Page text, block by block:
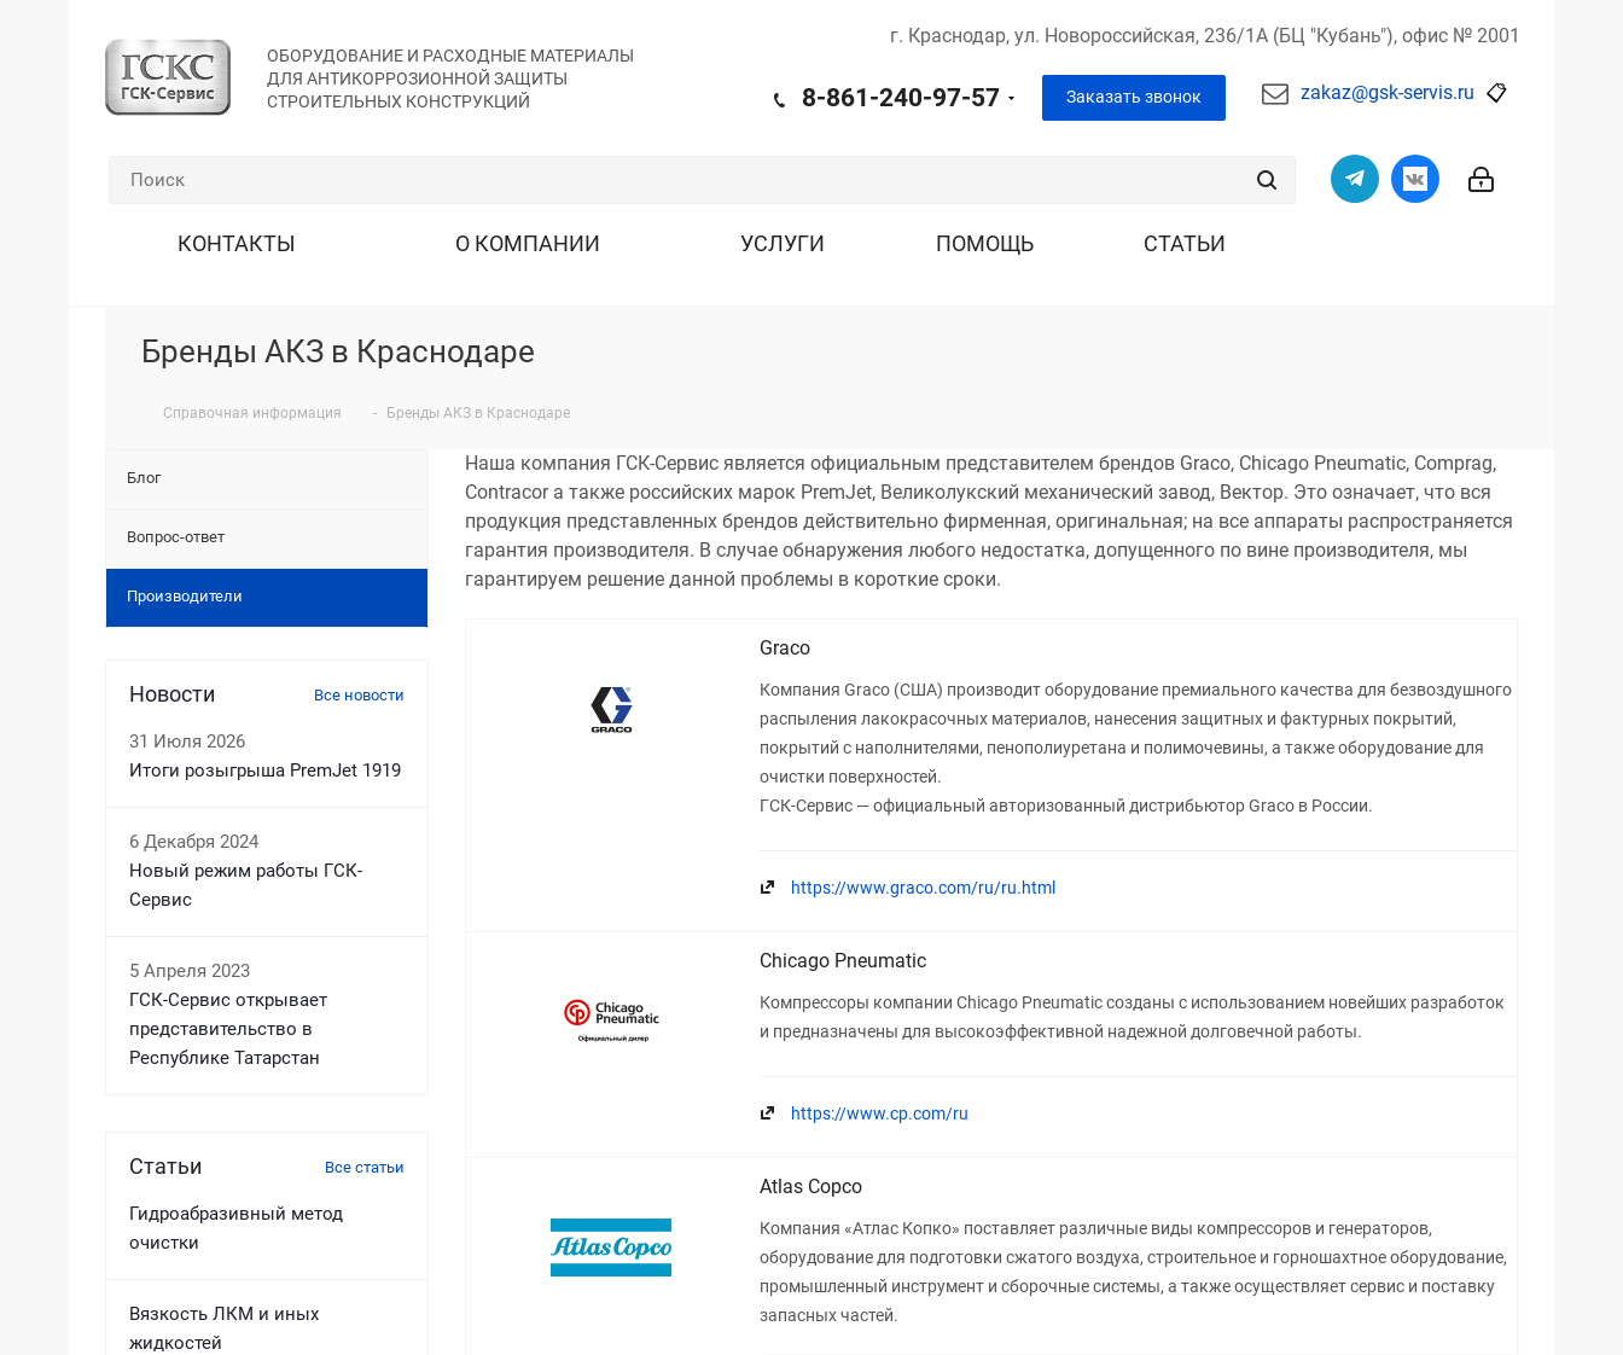
ОБОРУДОВАНИЕ И РАСХОДНЫЕ МАТЕРИАЛЫ
ДЛЯ АНТИКОРРОЗИОННОЙ ЗАЩИТЫ
СТРОИТЕЛЬНЫХ КОНСТРУКЦИЙ
г. Краснодар, ул. Новороссийская, 236/1А (БЦ "Кубань"), офис № 2001
8-861-240-97-57 Заказать звонок zakaz@gsk-servis.ru 📋
КОНТАКТЫ О КОМПАНИИ УСЛУГИ ПОМОЩЬ СТАТЬИ
Бренды АКЗ в Краснодаре
Справочная информация - Бренды АКЗ в Краснодаре
Наша компания ГСК-Сервис является официальным представителем брендов Graco, Chicago Pneumatic, Comprag,
Contracor а также российских марок PremJet, Великолукский механический завод, Вектор. Это означает, что вся
продукция представленных брендов действительно фирменная, оригинальная; на все аппараты распространяется
гарантия производителя. В случае обнаружения любого недостатка, допущенного по вине производителя, мы
гарантируем решение данной проблемы в короткие сроки.
Graco
Компания Graco (США) производит оборудование премиального качества для безвоздушного
распыления лакокрасочных материалов, нанесения защитных и фактурных покрытий,
покрытий с наполнителями, пенополиуретана и полимочевины, а также оборудование для
очистки поверхностей.
ГСК-Сервис — официальный авторизованный дистрибьютор Graco в России.
https://www.graco.com/ru/ru.html
Chicago Pneumatic
Компрессоры компании Chicago Pneumatic созданы с использованием новейших разработок
и предназначены для высокоэффективной надежной долговечной работы.
https://www.cp.com/ru
Atlas Copco
Компания «Атлас Копко» поставляет различные виды компрессоров и генераторов,
оборудование для подготовки сжатого воздуха, строительное и горношахтное оборудование,
промышленный инструмент и сборочные системы, а также осуществляет сервис и поставку
запасных частей.
Блог
Вопрос-ответ
Производители
Новости Все новости
31 Июля 2026
Итоги розыгрыша PremJet 1919
6 Декабря 2024
Новый режим работы ГСК-
Сервис
5 Апреля 2023
ГСК-Сервис открывает
представительство в
Республике Татарстан
Статьи Все статьи
Гидроабразивный метод
очистки
Вязкость ЛКМ и иных
жидкостей